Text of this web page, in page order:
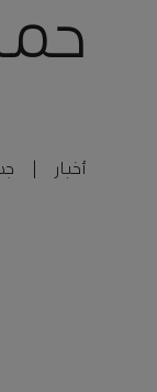
أخبار